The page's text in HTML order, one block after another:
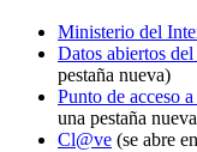
Ministerio del
Datos abiertos
pestaña nueva)
Punto de acceso
una pestaña
Cl@ve (se abre